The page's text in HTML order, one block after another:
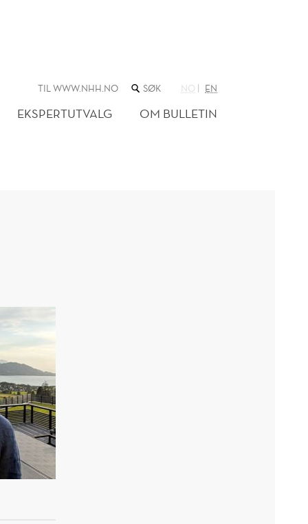
TIL WWW.NHH.NO SØK
NETTSTEDET
NO EN
EKSPERTUTVALG OM BULLETIN